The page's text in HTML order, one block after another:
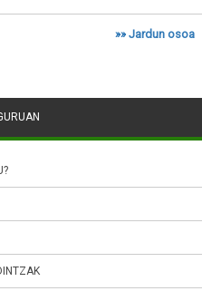
»»Jardun osoa